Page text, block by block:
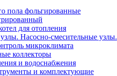
пола фольгированные
для отопления
Насосно-смесительные узлы.
микроклимата
коллекторы
и водоснабжения
и комплектующие